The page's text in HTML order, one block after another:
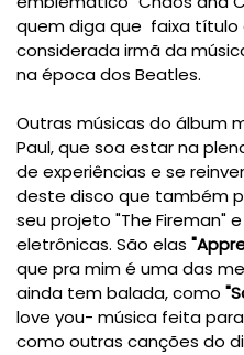
quem diga que faixa título
considerada irmã da
na época dos Beatles.
Outras músicas do álbum
Paul, que soa estar na
de experiências e se
deste disco que também
seu projeto "The Fireman"
eletrônicas. São elas
que pra mim é uma das
ainda tem balada, como
love you- música feita
como outras canções do